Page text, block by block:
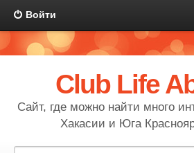
Войти
Club Life
Сайт, где можно найти много
Хакасии и Юга